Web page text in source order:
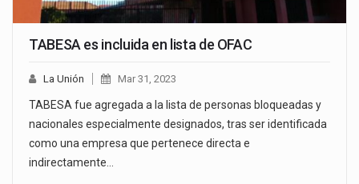
TABESA es incluida en lista de OFAC
La Unión Mar 31, 2023
TABESA fue agregada a la lista de personas bloqueadas y
nacionales especialmente designados, tras ser identificada
como una empresa que pertenece directa e
indirectamente…